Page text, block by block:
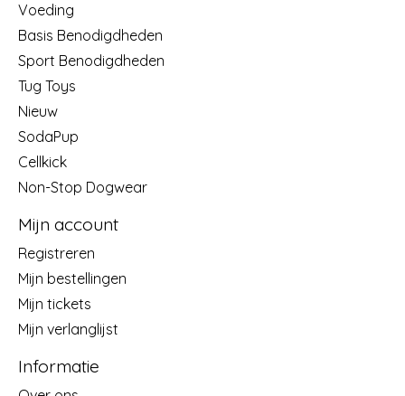
Voeding
Basis Benodigdheden
Sport Benodigdheden
Tug Toys
Nieuw
SodaPup
Cellkick
Non-Stop Dogwear
Mijn account
Registreren
Mijn bestellingen
Mijn tickets
Mijn verlanglijst
Informatie